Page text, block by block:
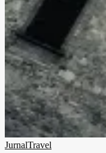
JurnalTravel